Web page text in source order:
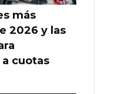
más
2026 y las
cuotas